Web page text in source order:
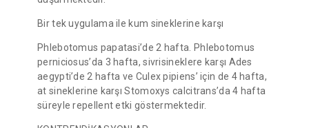
Bir tek uygulama ile kum sineklerine karşı
Phlebotomus papatasi’de 2 hafta. Phlebotomus
perniciosus’da 3 hafta, sivrisineklere karşı Ades
aegypti’de 2 hafta ve Culex pipiens’ için de 4 hafta,
at sineklerine karşı Stomoxys calcitrans’da 4 hafta
süreyle repellent etki göstermektedir.